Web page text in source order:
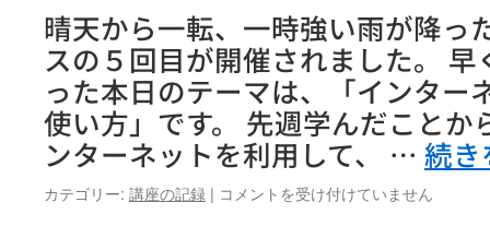
は
晴天から一転、一時強い雨が降っ
スの５回目が開催されました。
った本日のテーマは、「インター
使い方」です。 先週学んだことか
ンターネットを利用して、 … 続
カテゴリー: 講座の記録 | 初
コメントを受け付けていません